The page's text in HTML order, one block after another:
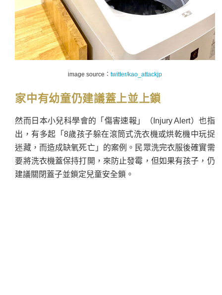
image source： twitter/kao_attackjp
家中有幼童仍建議蓋上並上鎖
然而日本小兒科學會的「傷害速報」（Injury Alert）也指
出，有多起「8歲孩子躲在滾筒式洗衣機或烘乾機中玩捉
迷藏，而造成缺氧死亡」的案例。民眾洗完衣服後確實需
要將洗衣機蓋保持打開，來防止發霉，但如果有孩子，仍
建議關閉蓋子並鎖定兒童安全鎖。